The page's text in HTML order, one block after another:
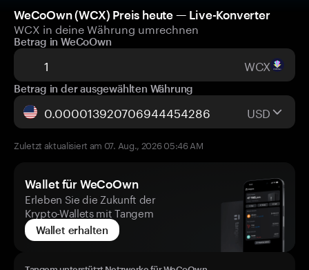
WeCoOwn (WCX) Preis heute — Live-Konverter
WCX in deine Währung umrechnen
Betrag in WeCoOwn
WCX
Betrag in der ausgewählten Währung
USD
Zuletzt aktualisiert am 07. Aug., 2026 05:46 AM
Wallet für WeCoOwn
Erleben Sie die Zukunft der
Krypto-Wallets mit Tangem
Wallet erhalten